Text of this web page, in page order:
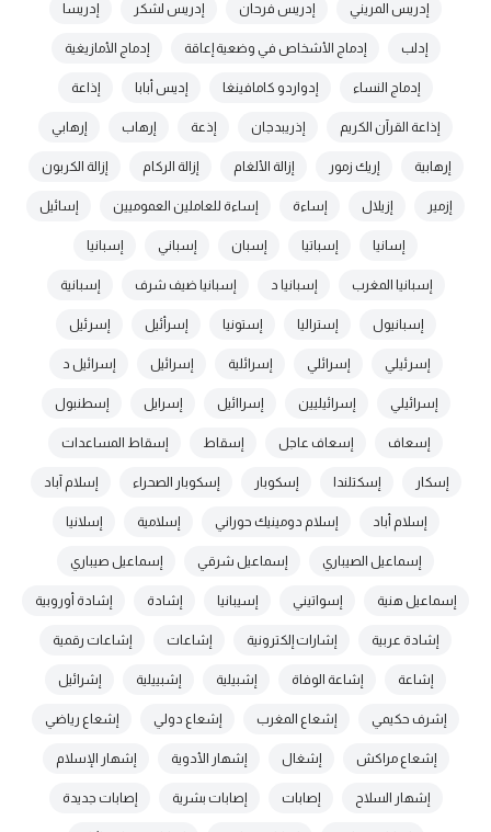
إدريس المريني إدريس فرحان إدريس لشكر إدريسا
إدلب إدماج الأشخاص في وضعية إعاقة إدماج الأمازيغية
إدماج النساء إدواردو كامافينغا إديس أبابا إذاعة
إذاعة القرآن الكريم إذريبدجان إذعة إرهاب إرهابي
إرهابية إريك زمور إزالة الألغام إزالة الركام إزالة الكربون
إزمير إزيلال إساءة إساءة للعاملين العموميين إسائيل
إسانيا إسباتيا إسبان إسباني إسبانيا
إسبانيا المغرب إسبانيا د إسبانيا ضيف شرف إسبانية
إسبانيول إستراليا إستونيا إسرأئيل إسرئيل
إسرئيلي إسرائلي إسرائلية إسرائيل إسرائيل د
إسرائيلي إسرائيليين إسراائيل إسرايل إسطنبول
إسعاف إسعاف عاجل إسقاط إسقاط المساعدات
إسكار إسكتلندا إسكوبار إسكوبار الصحراء إسلام آباد
إسلام أباد إسلام دومينيك حوراني إسلامية إسلانيا
إسماعيل الصيباري إسماعيل شرقي إسماعيل صيباري
إسماعيل هنية إسواتيني إسيبانيا إشادة إشادة أوروبية
إشادة عربية إشارات إلكترونية إشاعات إشاعات رقمية
إشاعة إشاعة الوفاة إشبيلية إشبييلية إشرائيل
إشرف حكيمي إشعاع المغرب إشعاع دولي إشعاع رياضي
إشعاع مراكش إشغال إشهار الأدوية إشهار الإسلام
إشهار السلاح إصابات إصابات بشرية إصابات جديدة